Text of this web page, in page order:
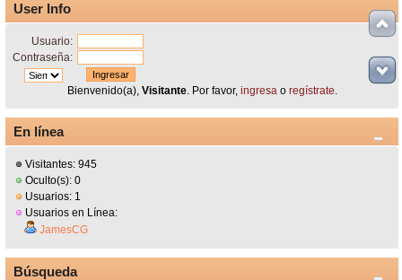
User Info
Usuario:
Contraseña:
Bienvenido(a), Visitante. Por favor, ingresao regístrate.
En línea
Visitantes: 945
Oculto(s): 0
Usuarios: 1
Usuarios en Línea:
JamesCG
Búsqueda